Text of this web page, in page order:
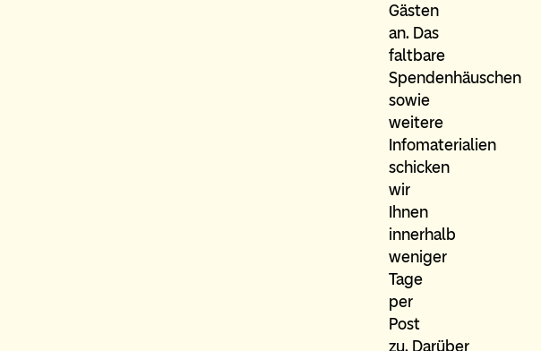
Gästen
an. Das
faltbare
Spendenhäuschen
sowie
weitere
Infomaterialien
schicken
wir
Ihnen
innerhalb
weniger
Tage
per
Post
zu. Darüber